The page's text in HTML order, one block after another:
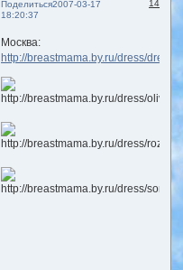
Поделиться 14
2007-03-17
18:20:37
Москва:
http://breastmama.by.ru/dress/